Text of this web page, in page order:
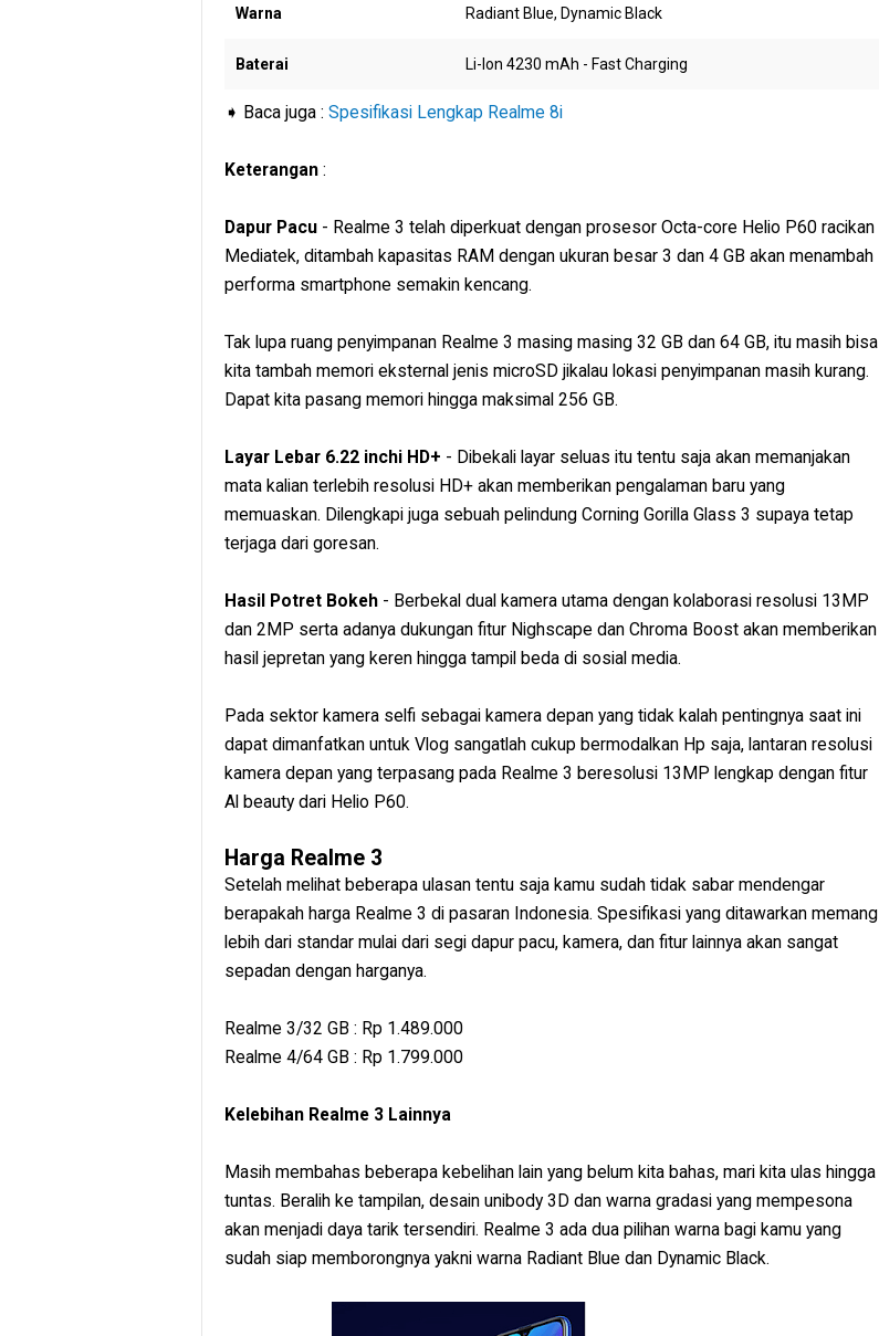
Warna Radiant Blue, Dynamic Black
Baterai Li-Ion 4230 mAh - Fast Charging
➧ Baca juga : Spesifikasi Lengkap Realme 8i
Keterangan :
Dapur Pacu - Realme 3 telah diperkuat dengan prosesor Octa-core Helio P60 racikan
Mediatek, ditambah kapasitas RAM dengan ukuran besar 3 dan 4 GB akan menambah
performa smartphone semakin kencang.
Tak lupa ruang penyimpanan Realme 3 masing masing 32 GB dan 64 GB, itu masih bisa
kita tambah memori eksternal jenis microSD jikalau lokasi penyimpanan masih kurang.
Dapat kita pasang memori hingga maksimal 256 GB.
Layar Lebar 6.22 inchi HD+ - Dibekali layar seluas itu tentu saja akan memanjakan
mata kalian terlebih resolusi HD+ akan memberikan pengalaman baru yang
memuaskan. Dilengkapi juga sebuah pelindung Corning Gorilla Glass 3 supaya tetap
terjaga dari goresan.
Hasil Potret Bokeh - Berbekal dual kamera utama dengan kolaborasi resolusi 13MP
dan 2MP serta adanya dukungan fitur Nighscape dan Chroma Boost akan memberikan
hasil jepretan yang keren hingga tampil beda di sosial media.
Pada sektor kamera selfi sebagai kamera depan yang tidak kalah pentingnya saat ini
dapat dimanfatkan untuk Vlog sangatlah cukup bermodalkan Hp saja, lantaran resolusi
kamera depan yang terpasang pada Realme 3 beresolusi 13MP lengkap dengan fitur
Al beauty dari Helio P60.
Harga Realme 3
Setelah melihat beberapa ulasan tentu saja kamu sudah tidak sabar mendengar
berapakah harga Realme 3 di pasaran Indonesia. Spesifikasi yang ditawarkan memang
lebih dari standar mulai dari segi dapur pacu, kamera, dan fitur lainnya akan sangat
sepadan dengan harganya.
Realme 3/32 GB : Rp 1.489.000
Realme 4/64 GB : Rp 1.799.000
Kelebihan Realme 3 Lainnya
Masih membahas beberapa kebelihan lain yang belum kita bahas, mari kita ulas hingga
tuntas. Beralih ke tampilan, desain unibody 3D dan warna gradasi yang mempesona
akan menjadi daya tarik tersendiri. Realme 3 ada dua pilihan warna bagi kamu yang
sudah siap memborongnya yakni warna Radiant Blue dan Dynamic Black.